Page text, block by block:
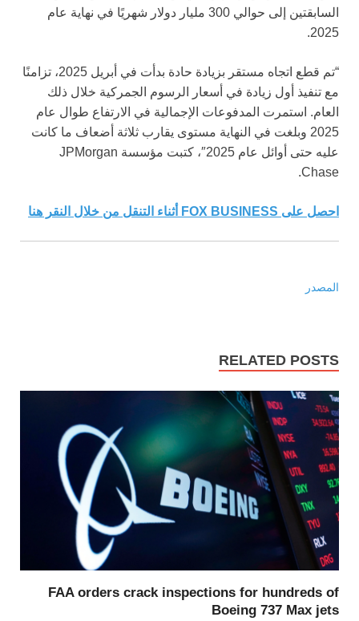
السابقتين إلى حوالي 300 مليار دولار شهريًا في نهاية عام
2025.
“تم قطع اتجاه مستقر بزيادة حادة بدأت في أبريل 2025، تزامنًا
مع تنفيذ أول زيادة في أسعار الرسوم الجمركية خلال ذلك
العام. استمرت المدفوعات الإجمالية في الارتفاع طوال عام
2025 وبلغت في النهاية مستوى يقارب ثلاثة أضعاف ما كانت
عليه حتى أوائل عام 2025″، كتبت مؤسسة JPMorgan
Chase.
احصل على FOX BUSINESS أثناء التنقل من خلال النقر هنا
المصدر
RELATED POSTS
FAA orders crack inspections for hundreds of
Boeing 737 Max jets